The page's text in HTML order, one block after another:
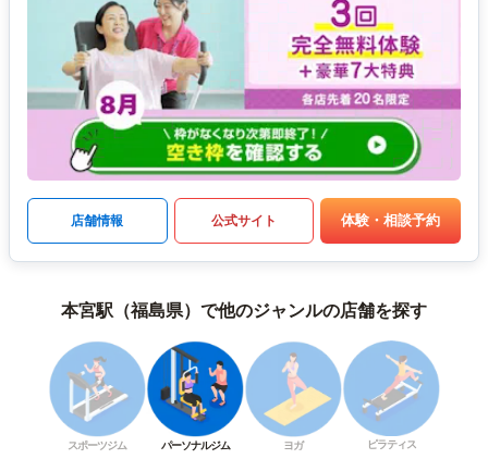
店舗情報 公式サイト 体験・相談予約
本宮駅（福島県）で他のジャンルの店舗を探す
スポーツジム パーソナルジム ヨガ ピラティス